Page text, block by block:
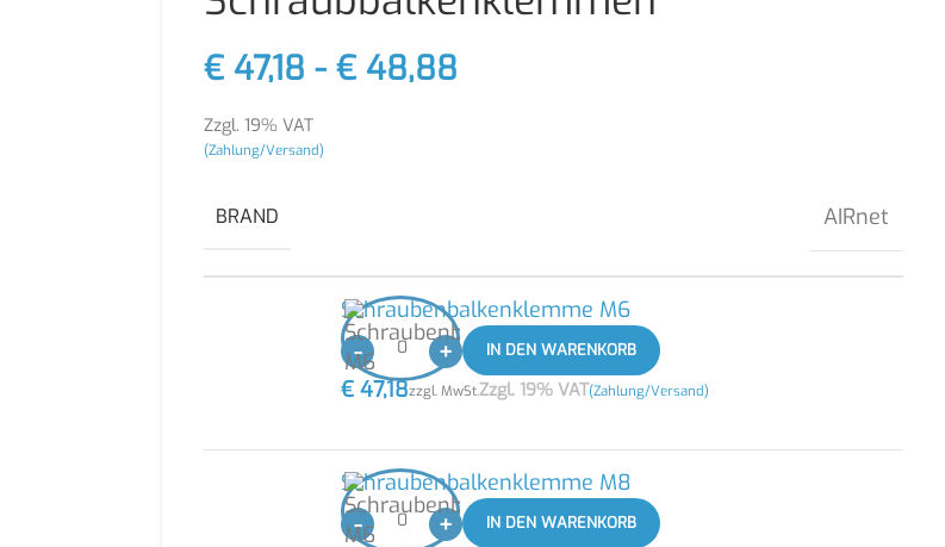
€ 47,18 - € 48,88
Zzgl. 19% VAT
(Zahlung/Versand)
BRAND AIRnet
Schraubenbalkenklemme M6
- + IN DEN WARENKORB
€ 47,18zzgl. MwSt.Zzgl. 19% VAT(Zahlung/Versand)
Schraubenbalkenklemme M8
- + IN DEN WARENKORB